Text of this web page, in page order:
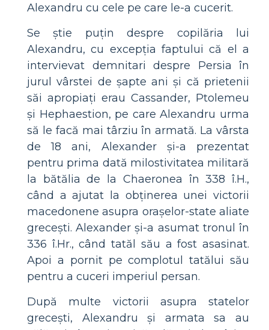
Alexandru cu cele pe care le-a cucerit.
Se știe puțin despre copilăria lui
Alexandru, cu excepția faptului că el a
intervievat demnitari despre Persia în
jurul vârstei de șapte ani și că prietenii
săi apropiați erau Cassander, Ptolemeu
și Hephaestion, pe care Alexandru urma
să le facă mai târziu în armată. La vârsta
de 18 ani, Alexander și-a prezentat
pentru prima dată milostivitatea militară
la bătălia de la Chaeronea în 338 î.H.,
când a ajutat la obținerea unei victorii
macedonene asupra orașelor-state aliate
grecești. Alexander și-a asumat tronul în
336 î.Hr., când tatăl său a fost asasinat.
Apoi a pornit pe complotul tatălui său
pentru a cuceri imperiul persan.
După multe victorii asupra statelor
grecești, Alexandru și armata sa au